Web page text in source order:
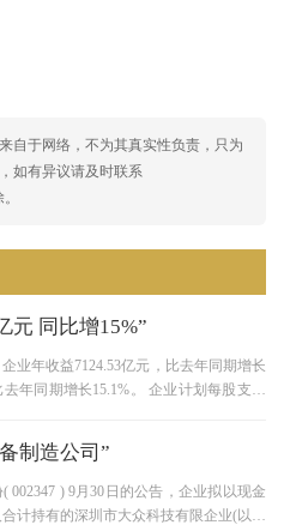
自于网络，不为其真实性负责，只为
如有异议请及时联系
元 同比增15%”
业年收益7124.53亿元，比去年同期增长
年同期增长15.1%。 企业计划每股支付
制造公司”
) 9月30日的公告，企业拟以现金
计持有的深圳市大众科技有限企业(以下